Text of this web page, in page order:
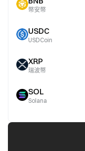
幣安幣
USDC
USDCoin
XRP
瑞波幣
SOL
Solana